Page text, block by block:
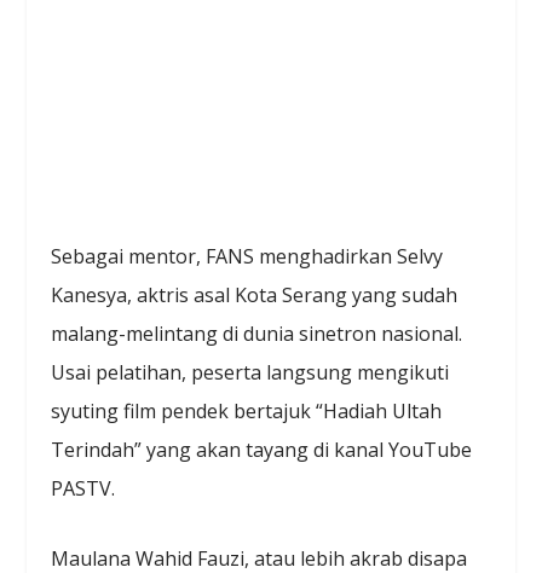
Sebagai mentor, FANS menghadirkan Selvy
Kanesya, aktris asal Kota Serang yang sudah
malang-melintang di dunia sinetron nasional.
Usai pelatihan, peserta langsung mengikuti
syuting film pendek bertajuk “Hadiah Ultah
Terindah” yang akan tayang di kanal YouTube
PASTV.
Maulana Wahid Fauzi, atau lebih akrab disapa